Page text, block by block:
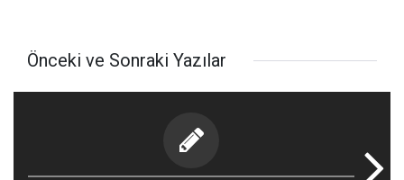
Önceki ve Sonraki Yazılar